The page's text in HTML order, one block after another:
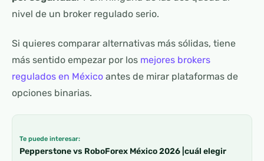
nivel de un broker regulado serio.
Si quieres comparar alternativas más sólidas, tiene
más sentido empezar por los mejores brokers
regulados en México antes de mirar plataformas de
opciones binarias.
Te puede interesar:
Pepperstone vs RoboForex México 2026 |cuál elegir